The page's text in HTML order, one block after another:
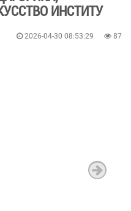
ИНСТИТУ
2026-04-30 08:53:29 87